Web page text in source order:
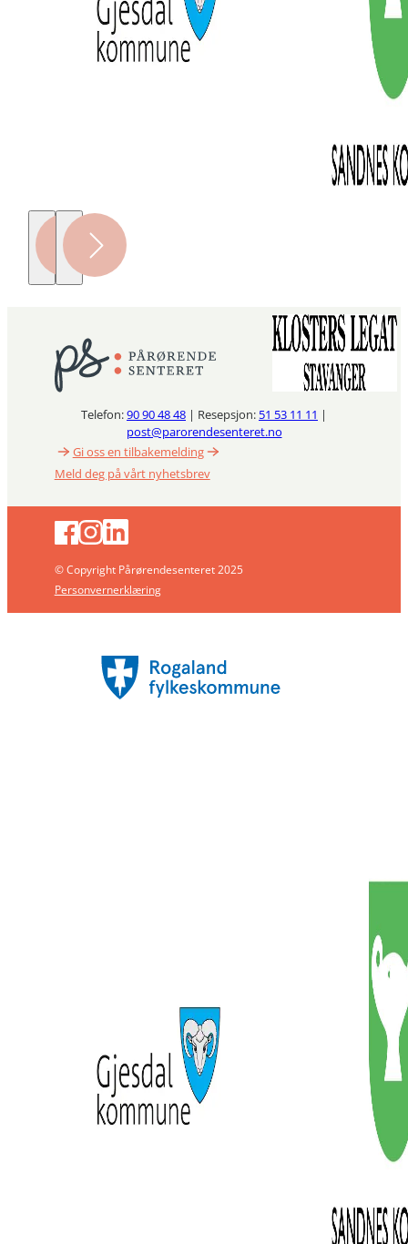
Telefon:90 90 48 48 | Resepsjon: 51 53 11 11 |
post@parorendesenteret.no
Gi oss en tilbakemelding
Meld deg på vårt nyhetsbrev
© Copyright Pårørendesenteret 2025
Personvernerklæring